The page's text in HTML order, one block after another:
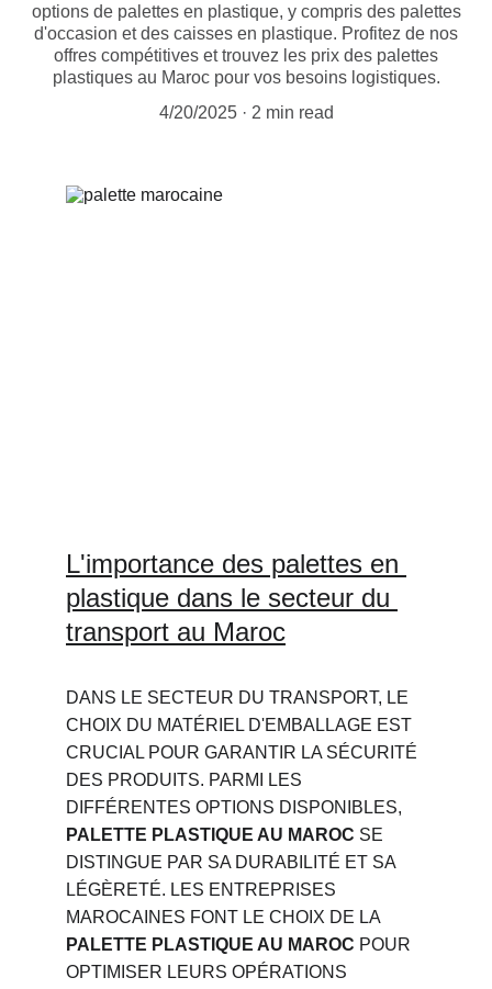
options de palettes en plastique, y compris des palettes
d'occasion et des caisses en plastique. Profitez de nos
offres compétitives et trouvez les prix des palettes
plastiques au Maroc pour vos besoins logistiques.
4/20/2025
2 min read
L'importance des palettes en
plastique dans le secteur du
transport au Maroc
DANS LE SECTEUR DU TRANSPORT, LE
CHOIX DU MATÉRIEL D'EMBALLAGE EST
CRUCIAL POUR GARANTIR LA SÉCURITÉ
DES PRODUITS. PARMI LES
DIFFÉRENTES OPTIONS DISPONIBLES,
PALETTE PLASTIQUE AU MAROC SE
DISTINGUE PAR SA DURABILITÉ ET SA
LÉGÈRETÉ. LES ENTREPRISES
MAROCAINES FONT LE CHOIX DE LA
PALETTE PLASTIQUE AU MAROC POUR
OPTIMISER LEURS OPÉRATIONS